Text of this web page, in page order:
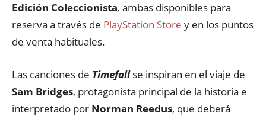
Edición Coleccionista, ambas disponibles para
reserva a través de PlayStation Store y en los puntos
de venta habituales.
Las canciones de Timefall se inspiran en el viaje de
Sam Bridges, protagonista principal de la historia e
interpretado por Norman Reedus, que deberá